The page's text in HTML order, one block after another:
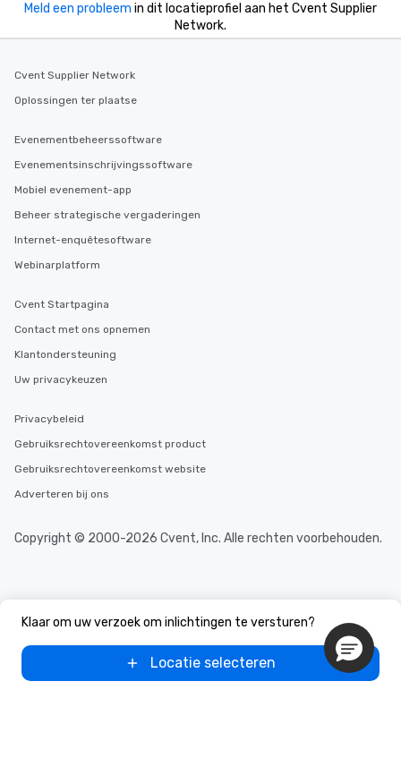
Klaar om uw verzoek om inlichtingen te versturen?
Locatie selecteren
Meld een probleem in dit locatieprofiel aan het Cvent Supplier
Network.
Cvent Supplier Network
Oplossingen ter plaatse
Evenementbeheerssoftware
Evenementsinschrijvingssoftware
Mobiel evenement-app
Beheer strategische vergaderingen
Internet-enquêtesoftware
Webinarplatform
Cvent Startpagina
Contact met ons opnemen
Klantondersteuning
Uw privacykeuzen
Privacybeleid
Gebruiksrechtovereenkomst product
Gebruiksrechtovereenkomst website
Adverteren bij ons
Copyright © 2000-2026 Cvent, Inc. Alle rechten voorbehouden.